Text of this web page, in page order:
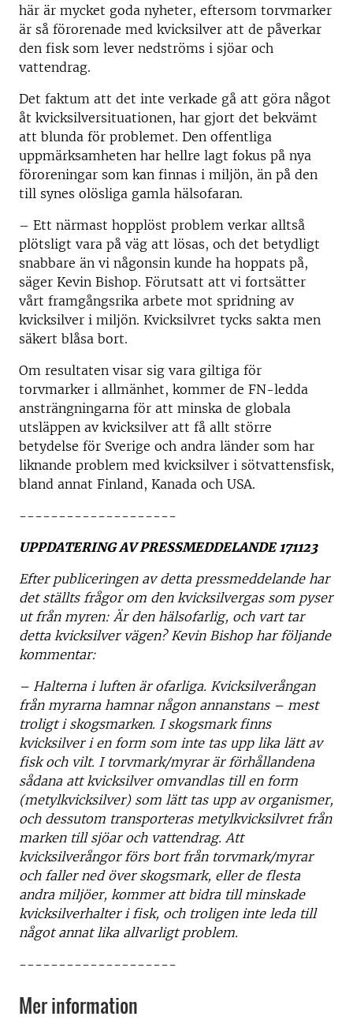
här är mycket goda nyheter, eftersom torvmarker
är så förorenade med kvicksilver att de påverkar
den fisk som lever nedströms i sjöar och
vattendrag.
Det faktum att det inte verkade gå att göra något
åt kvicksilversituationen, har gjort det bekvämt
att blunda för problemet. Den offentliga
uppmärksamheten har hellre lagt fokus på nya
föroreningar som kan finnas i miljön, än på den
till synes olösliga gamla hälsofaran.
– Ett närmast hopplöst problem verkar alltså
plötsligt vara på väg att lösas, och det betydligt
snabbare än vi någonsin kunde ha hoppats på,
säger Kevin Bishop. Förutsatt att vi fortsätter
vårt framgångsrika arbete mot spridning av
kvicksilver i miljön. Kvicksilvret tycks sakta men
säkert blåsa bort.
Om resultaten visar sig vara giltiga för
torvmarker i allmänhet, kommer de FN-ledda
ansträngningarna för att minska de globala
utsläppen av kvicksilver att få allt större
betydelse för Sverige och andra länder som har
liknande problem med kvicksilver i sötvattensfisk,
bland annat Finland, Kanada och USA.
--------------------
UPPDATERING AV PRESSMEDDELANDE 171123
Efter publiceringen av detta pressmeddelande har
det ställts frågor om den kvicksilvergas som pyser
ut från myren: Är den hälsofarlig, och vart tar
detta kvicksilver vägen? Kevin Bishop har följande
kommentar:
– Halterna i luften är ofarliga. Kvicksilverångan
från myrarna hamnar någon annanstans – mest
troligt i skogsmarken. I skogsmark finns
kvicksilver i en form som inte tas upp lika lätt av
fisk och vilt. I torvmark/myrar är förhållandena
sådana att kvicksilver omvandlas till en form
(metylkvicksilver) som lätt tas upp av organismer,
och dessutom transporteras metylkvicksilvret från
marken till sjöar och vattendrag. Att
kvicksilverångor förs bort från torvmark/myrar
och faller ned över skogsmark, eller de flesta
andra miljöer, kommer att bidra till minskade
kvicksilverhalter i fisk, och troligen inte leda till
något annat lika allvarligt problem.
--------------------
Mer information